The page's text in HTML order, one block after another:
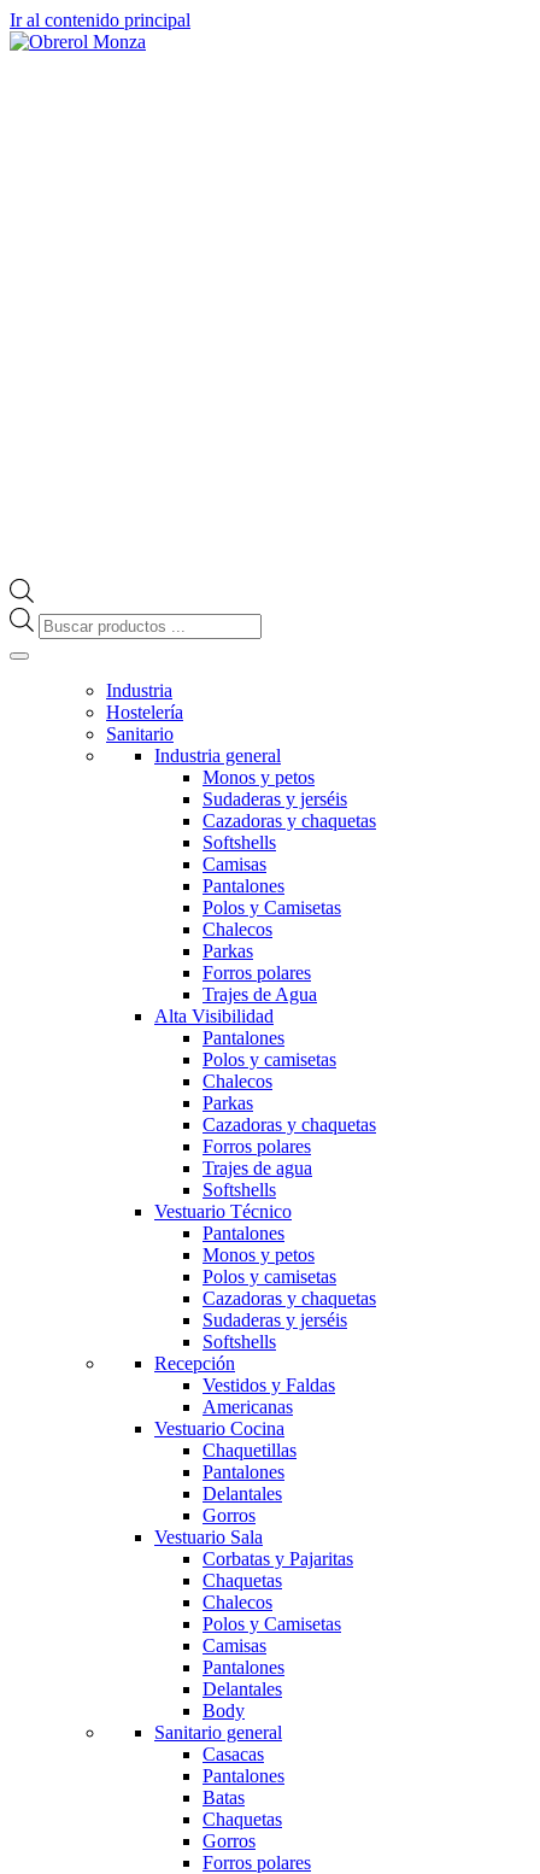
Ir al contenido principal
Búsqueda
de
Industria
Hostelería
Sanitario
Industria general
Monos y petos
Sudaderas y jerséis
Cazadoras y chaquetas
Softshells
Camisas
Pantalones
Polos y Camisetas
Chalecos
Parkas
Forros polares
Trajes de Agua
Alta Visibilidad
Pantalones
Polos y camisetas
Chalecos
Parkas
Cazadoras y chaquetas
Forros polares
Trajes de agua
Softshells
Vestuario Técnico
Pantalones
Monos y petos
Polos y camisetas
Cazadoras y chaquetas
Sudaderas y jerséis
Softshells
Recepción
Vestidos y Faldas
Americanas
Vestuario Cocina
Chaquetillas
Pantalones
Delantales
Gorros
Vestuario Sala
Corbatas y Pajaritas
Chaquetas
Chalecos
Polos y Camisetas
Camisas
Pantalones
Delantales
Body
Sanitario general
Casacas
Pantalones
Batas
Chaquetas
Gorros
Forros polares
¡Hola! Soy OBRI, tu asistente virtual de Obrerol 🤖Estoy aquí para
ayudarte. Cuéntame qué necesitas… ¡y lo resolvemos juntos!